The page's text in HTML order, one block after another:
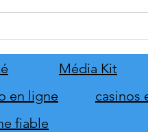
Média Kit
en ligne
casinos
fiable